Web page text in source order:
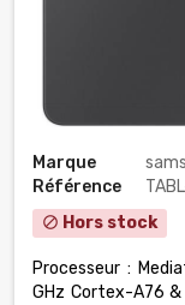
Marque
Référence
block Hors stock
Processeur :
GHz Cortex-A76